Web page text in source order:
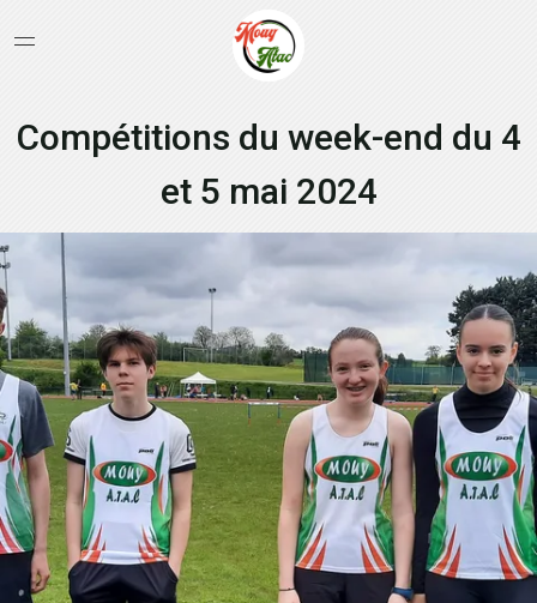
Compétitions du week-end du 4
et 5 mai 2024